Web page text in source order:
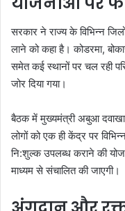
सरकार ने राज्य के विभिन्न
लाने को कहा है। कोडरमा,
समेत कई स्थानों पर चल रही
जोर दिया गया।
बैठक में मुख्यमंत्री अबुआ
लोगों को एक ही केंद्र पर
नि:शुल्क उपलब्ध कराने की
माध्यम से संचालित की जाएगी।